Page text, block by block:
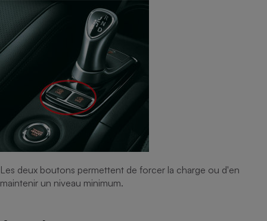
Les deux boutons permettent de forcer la charge ou d'en
maintenir un niveau minimum.